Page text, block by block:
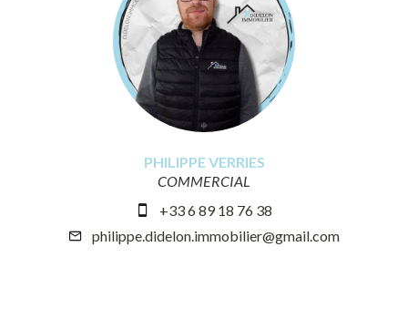
PHILIPPE VERRIES
COMMERCIAL
+33 6 89 18 76 38
philippe.didelon.immobilier@gmail.com